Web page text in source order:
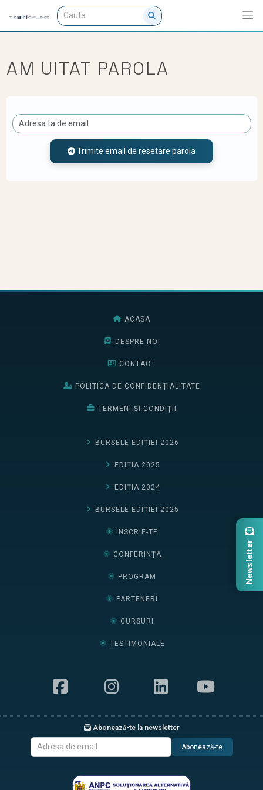
AM UITAT PAROLA
Trimite email de resetare parola
ACASA
DESPRE NOI
CONTACT
POLITICA DE CONFIDENȚIALITATE
TERMENI ȘI CONDIȚII
BURSELE EDIȚIEI 2026
EDIȚIA 2025
EDIȚIA 2024
BURSELE EDIȚIEI 2025
ÎNSCRIE-TE
CONFERINȚA
PROGRAM
PARTENERI
CURSURI
TESTIMONIALE
Abonează-te la newsletter
Abonează-te
Newsletter